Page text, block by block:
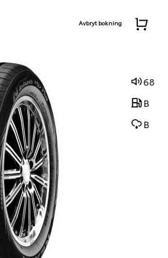
Avbryt bokning
68
B
B